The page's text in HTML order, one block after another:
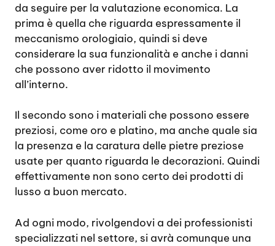
da seguire per la valutazione economica. La
prima è quella che riguarda espressamente il
meccanismo orologiaio, quindi si deve
considerare la sua funzionalità e anche i danni
che possono aver ridotto il movimento
all’interno.
Il secondo sono i materiali che possono essere
preziosi, come oro e platino, ma anche quale sia
la presenza e la caratura delle pietre preziose
usate per quanto riguarda le decorazioni. Quindi
effettivamente non sono certo dei prodotti di
lusso a buon mercato.
Ad ogni modo, rivolgendovi a dei professionisti
specializzati nel settore, si avrà comunque una